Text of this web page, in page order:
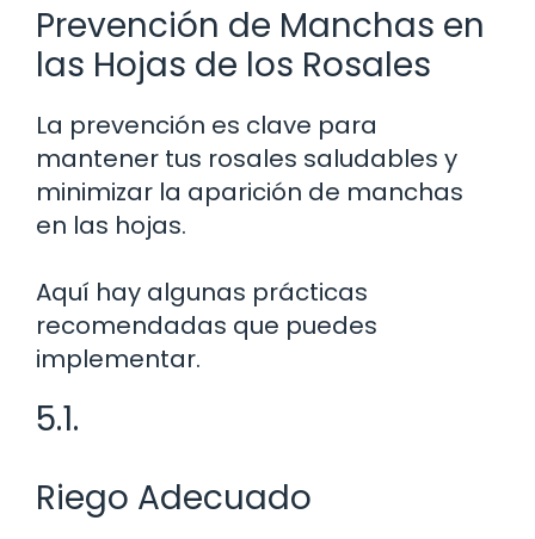
Prevención de Manchas en
las Hojas de los Rosales
La prevención es clave para
mantener tus rosales saludables y
minimizar la aparición de manchas
en las hojas.
Aquí hay algunas prácticas
recomendadas que puedes
implementar.
5.1.
Riego Adecuado